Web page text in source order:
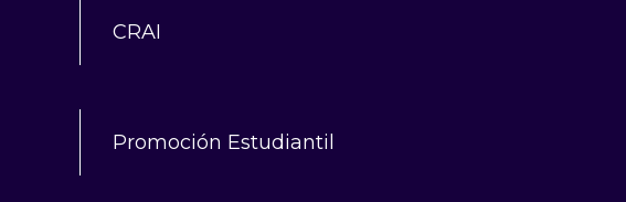
CRAI
Promoción Estudiantil